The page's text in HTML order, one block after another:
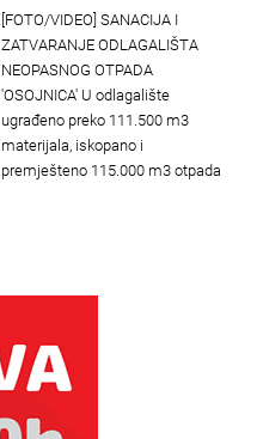
[FOTO/VIDEO] SANACIJA I
ZATVARANJE ODLAGALIŠTA
NEOPASNOG OTPADA
'OSOJNICA' U odlagalište
ugrađeno preko 111.500 m3
materijala, iskopano i
premješteno 115.000 m3 otpada